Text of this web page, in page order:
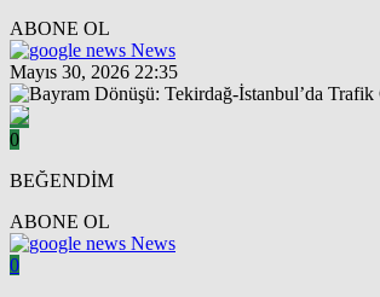
ABONE OL
News
Mayıs 30, 2026 22:35
0
BEĞENDİM
ABONE OL
News
0